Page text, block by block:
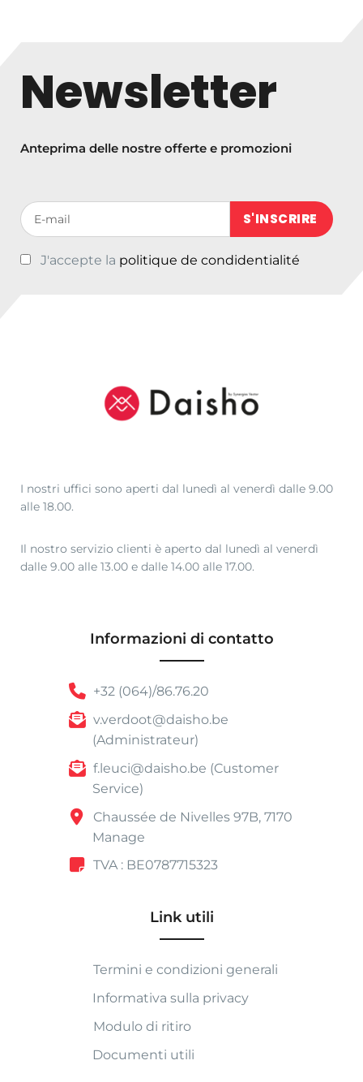
Newsletter
Anteprima delle nostre offerte e promozioni
Votre adresse de messagerie (obligatoire)
J'accepte la politique de condidentialité
I nostri uffici sono aperti dal lunedì al venerdì dalle 9.00
alle 18.00.
Il nostro servizio clienti è aperto dal lunedì al venerdì
dalle 9.00 alle 13.00 e dalle 14.00 alle 17.00.
Informazioni di contatto
+32 (064)/86.76.20
v.verdoot@daisho.be
(Administrateur)
f.leuci@daisho.be (Customer
Service)
Chaussée de Nivelles 97B, 7170
Manage
TVA : BE0787715323
Link utili
Termini e condizioni generali
Informativa sulla privacy
Modulo di ritiro
Documenti utili